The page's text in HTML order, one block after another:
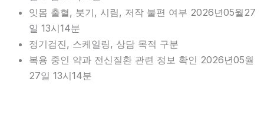
잇몸 출혈, 붓기, 시림, 저작 불편 여부 2026년05월27
일 13시14분
정기검진, 스케일링, 상담 목적 구분
복용 중인 약과 전신질환 관련 정보 확인 2026년05월
27일 13시14분